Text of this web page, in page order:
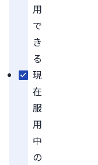
用
で
き
る
現
在
服
用
中
の